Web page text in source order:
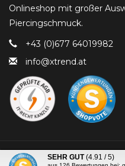
Onlineshop mit großer
Piercingschmuck.
+43 (0)677 64019982
info@xtrend.at
© Copyright 2026 Piercing-
SEHR GUT (4.91 / 5)